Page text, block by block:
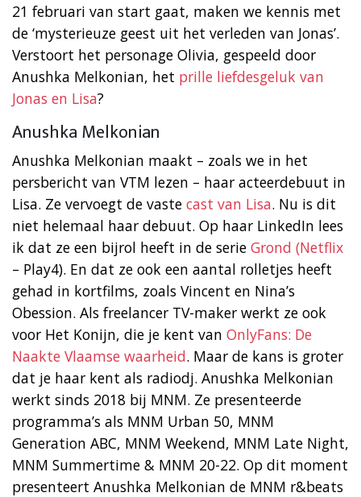
21 februari van start gaat, maken we kennis met
de ‘mysterieuze geest uit het verleden van Jonas’.
Verstoort het personage Olivia, gespeeld door
Anushka Melkonian, het prille liefdesgeluk van
Jonas en Lisa?
Anushka Melkonian
Anushka Melkonian maakt – zoals we in het
persbericht van VTM lezen – haar acteerdebuut in
Lisa. Ze vervoegt de vaste cast van Lisa. Nu is dit
niet helemaal haar debuut. Op haar LinkedIn lees
ik dat ze een bijrol heeft in de serie Grond (Netflix
– Play4). En dat ze ook een aantal rolletjes heeft
gehad in kortfilms, zoals Vincent en Nina’s
Obession. Als freelancer TV-maker werkt ze ook
voor Het Konijn, die je kent van OnlyFans: De
Naakte Vlaamse waarheid. Maar de kans is groter
dat je haar kent als radiodj. Anushka Melkonian
werkt sinds 2018 bij MNM. Ze presenteerde
programma’s als MNM Urban 50, MNM
Generation ABC, MNM Weekend, MNM Late Night,
MNM Summertime & MNM 20-22. Op dit moment
presenteert Anushka Melkonian de MNM r&beats